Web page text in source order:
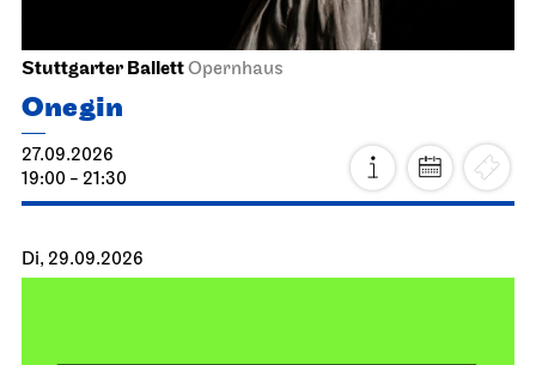
Stuttgarter BallettOpernhaus
Onegin
27.09.2026
19:00 - 21:30
Di, 29.09.2026